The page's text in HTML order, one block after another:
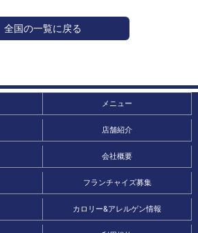
全国の一覧に戻る
メニュー
店舗紹介
会社概要
フランチャイズ募集
カロリー&アレルゲン情報